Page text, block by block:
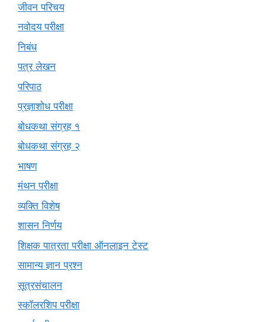
जीवन परिचय
नवोदय परीक्षा
निबंध
पत्र लेखन
परिपाठ
प्रज्ञाशोध परीक्षा
बोधकथा संग्रह १
बोधकथा संग्रह २
भाषण
मंथन परीक्षा
व्यक्ति विशेष
शासन निर्णय
शिक्षक पात्रता परीक्षा ऑनलाइन टेस्ट
सामान्य ज्ञान प्रश्न
सूत्रसंचालन
स्कॉलरशिप परीक्षा